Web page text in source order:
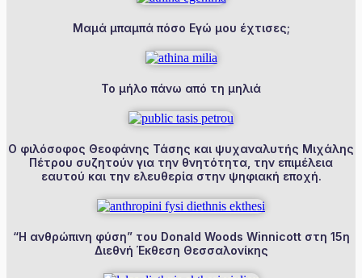
Μαμά μπαμπά πόσο Εγώ μου έχτισες;
Το μήλο πάνω από τη μηλιά
Ο φιλόσοφος Θεοφάνης Τάσης και ψυχαναλυτής Μιχάλης
Πέτρου συζητούν για την θνητότητα, την επιμέλεια
εαυτού και την ελευθερία στην ψηφιακή εποχή.
“Η ανθρώπινη φύση” του Donald Woods Winnicott στη 15η
Διεθνή Έκθεση Θεσσαλονίκης